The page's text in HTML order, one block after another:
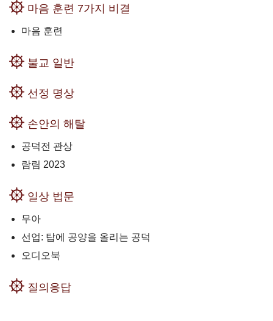
마음 훈련 7가지 비결
마음 훈련
불교 일반
선정 명상
손안의 해탈
공덕전 관상
람림 2023
일상 법문
무아
선업: 탑에 공양을 올리는 공덕
오디오북
질의응답